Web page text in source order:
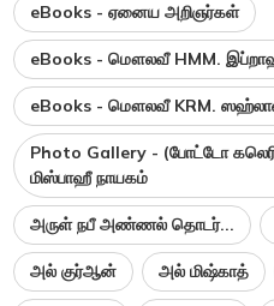
eBooks - ஏனைய அறிஞர்கள்
eBooks - மௌலவீ HMM.
eBooks - மௌலவீ KRM.
Photo Gallery - (போட்டோ
மிஸ்பாஹீ நாயகம்
அருள் நபீ அண்ணல் தொடர்...
அல் குர்ஆன் அல் மிஷ்காத்